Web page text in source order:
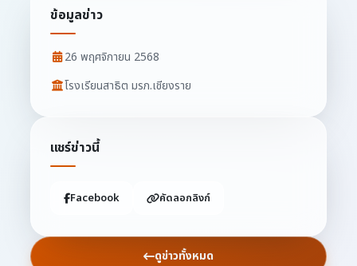
ข้อมูลข่าว
26 พฤศจิกายน 2568
โรงเรียนสาธิต มรภ.เชียงราย
แชร์ข่าวนี้
Facebook คัดลอกลิงก์
ดูข่าวทั้งหมด